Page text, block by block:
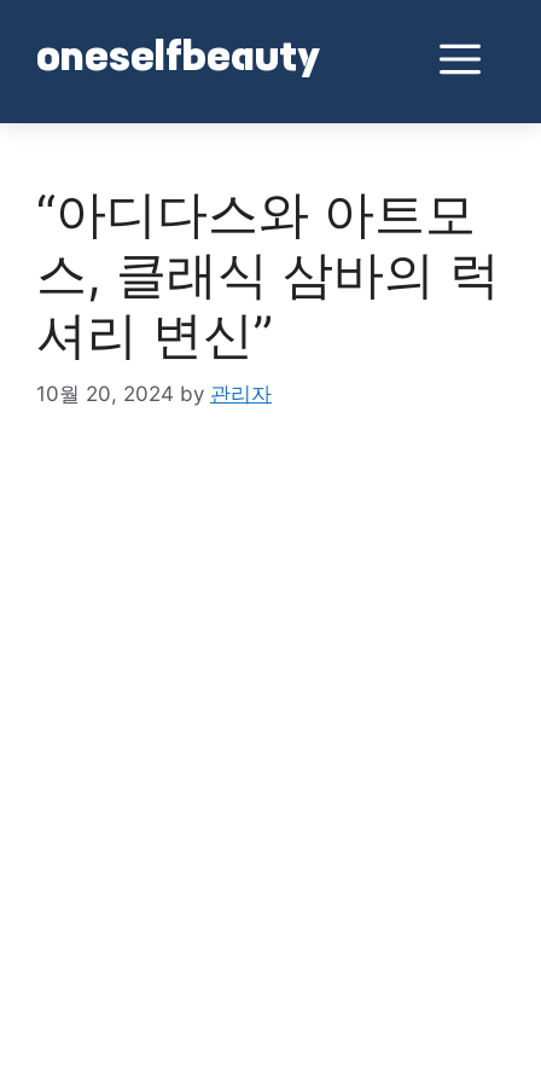
contentoneselfbeauty
“아디다스와 아트모
스, 클래식 삼바의 럭
셔리 변신”
10월 20, 2024 by 관리자